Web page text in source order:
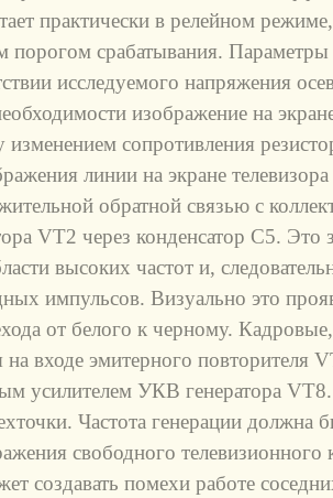
практически в релейном
порогом срабатывания.
исследуемого напряжения
изображение на
изменением сопротивления
линии на экране
обратной связью с
VT2 через конденсатор С5. Это
высоких частот и,
импульсов. Визуально это
от белого к черному.
на входе эмитерного повторителя
усилителем УКВ генератора
Частота генерации должна
свободного
создавать помехи работе